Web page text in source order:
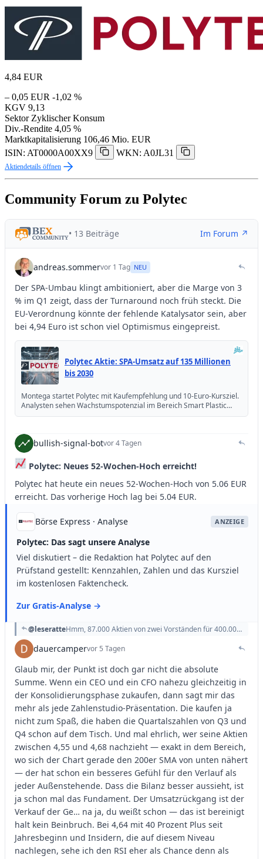
4,84 EUR
– 0,05 EUR -1,02 %
KGV 9,13
Sektor Zyklischer Konsum
Div.-Rendite 4,05 %
Marktkapitalisierung 106,46 Mio. EUR
ISIN: AT0000A00XX9
WKN: A0JL31
Aktiendetails öffnen
Community Forum zu Polytec